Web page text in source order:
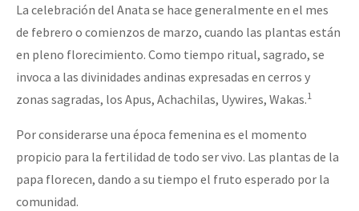
La celebración del Anata se hace generalmente en el mes
de febrero o comienzos de marzo, cuando las plantas están
en pleno florecimiento. Como tiempo ritual, sagrado, se
invoca a las divinidades andinas expresadas en cerros y
zonas sagradas, los Apus, Achachilas, Uywires, Wakas.1
Por considerarse una época femenina es el momento
propicio para la fertilidad de todo ser vivo. Las plantas de la
papa florecen, dando a su tiempo el fruto esperado por la
comunidad.